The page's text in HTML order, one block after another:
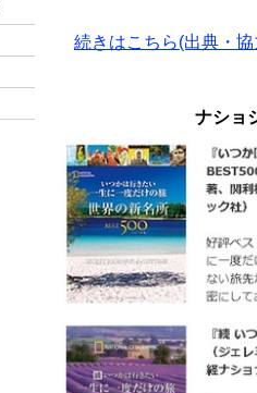
続きはこちら(出典・
ナショ